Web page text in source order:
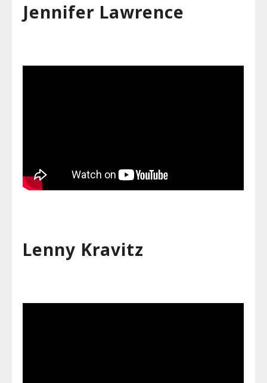
Jennifer Lawrence
Lenny Kravitz